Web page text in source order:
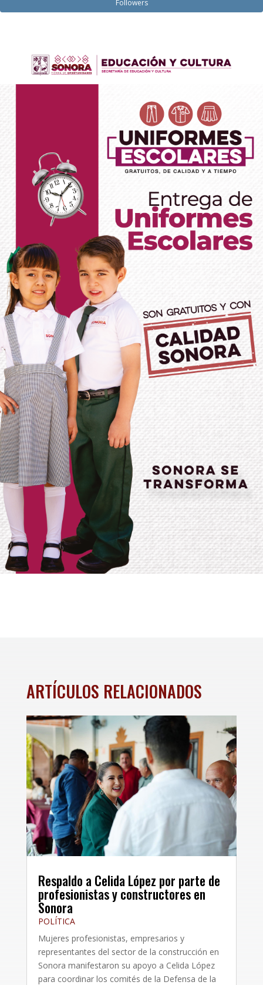
Followers
ARTÍCULOS RELACIONADOS
Respaldo a Celida López por parte de
profesionistas y constructores en
Sonora
POLÍTICA
Mujeres profesionistas, empresarios y
representantes del sector de la construcción en
Sonora manifestaron su apoyo a Celida López
para coordinar los comités de la Defensa de la